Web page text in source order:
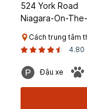
524 York Road
Niagara-On-
Cách trung tâm
4.80
Đậu xe